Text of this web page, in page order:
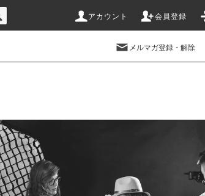
アカウント 会員登録
メルマガ登録・解除